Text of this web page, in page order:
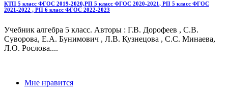
КТП 5 класс ФГОС 2019-2020,РП 5 класс ФГОС 2020-2021, РП 5 класс ФГОС
2021-2022 , РП 6 класс ФГОС 2022-2023
Учебник алгебра 5 класс. Авторы : Г.В. Дорофеев , С.В.
Суворова, Е.А. Бунимович , Л.В. Кузнецова , С.С. Минаева,
Л.О. Рослова....
Мне нравится